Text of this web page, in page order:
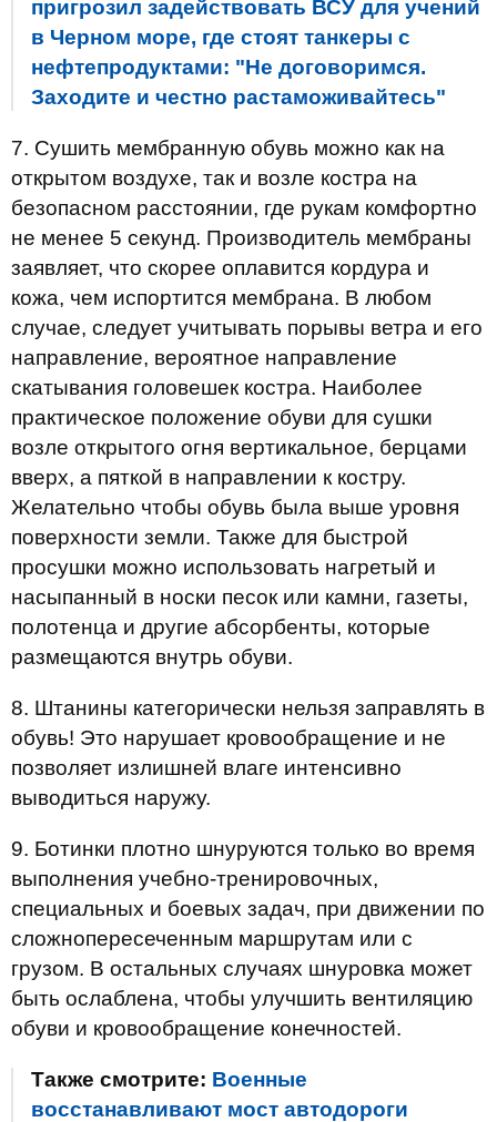
пригрозил задействовать ВСУ для учений
в Черном море, где стоят танкеры с
нефтепродуктами: "Не договоримся.
Заходите и честно растаможивайтесь"
7. Сушить мембранную обувь можно как на
открытом воздухе, так и возле костра на
безопасном расстоянии, где рукам комфортно
не менее 5 секунд. Производитель мембраны
заявляет, что скорее оплавится кордура и
кожа, чем испортится мембрана. В любом
случае, следует учитывать порывы ветра и его
направление, вероятное направление
скатывания головешек костра. Наиболее
практическое положение обуви для сушки
возле открытого огня вертикальное, берцами
вверх, а пяткой в направлении к костру.
Желательно чтобы обувь была выше уровня
поверхности земли. Также для быстрой
просушки можно использовать нагретый и
насыпанный в носки песок или камни, газеты,
полотенца и другие абсорбенты, которые
размещаются внутрь обуви.
8. Штанины категорически нельзя заправлять в
обувь! Это нарушает кровообращение и не
позволяет излишней влаге интенсивно
выводиться наружу.
9. Ботинки плотно шнуруются только во время
выполнения учебно-тренировочных,
специальных и боевых задач, при движении по
сложнопересеченным маршрутам или с
грузом. В остальных случаях шнуровка может
быть ослаблена, чтобы улучшить вентиляцию
обуви и кровообращение конечностей.
Также смотрите: Военные
восстанавливают мост автодороги